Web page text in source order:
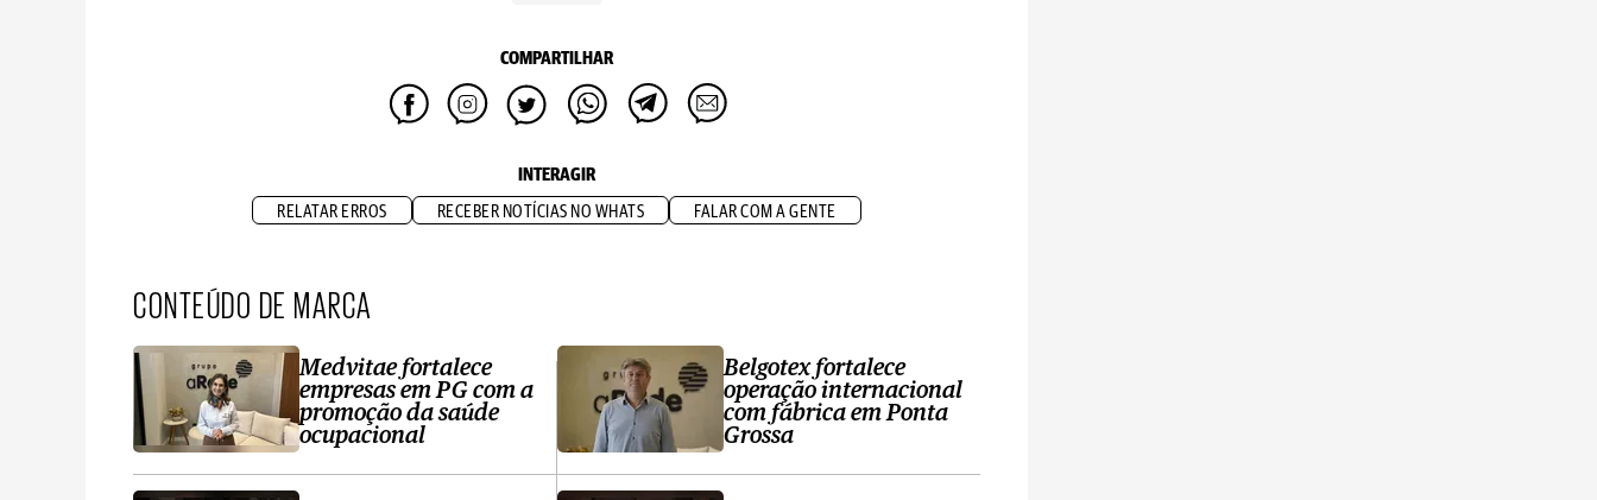
COMPARTILHAR
INTERAGIR
RELATAR ERROS RECEBER NOTÍCIAS NO WHATS FALAR COM A GENTE
CONTEÚDO DE MARCA
Medvitae fortalece
empresas em PG com a
promoção da saúde
ocupacional
Belgotex fortalece
operação internacional
com fábrica em Ponta
Grossa